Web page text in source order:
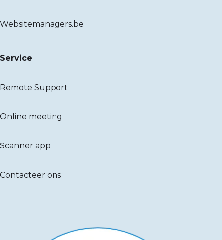
Websitemanagers.be
Service
Remote Support
Online meeting
Scanner app
Contacteer ons